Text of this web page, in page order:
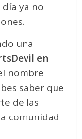
ya no
una
en
nombre
saber que
de las
comunidad